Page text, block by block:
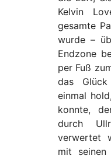
Kelvin
gesamte
wurde –
Endzone
per Fuß
das
einmal
konnte,
durch
verwertet
mit